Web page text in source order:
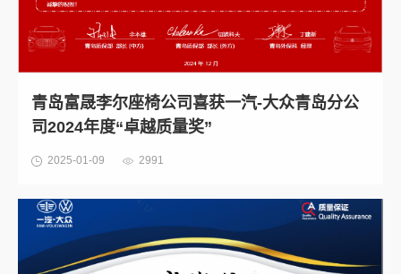
青岛富晟李尔座椅公司喜获一汽-大众青岛分公
司2024年度“卓越质量奖”
2025-01-09 2991